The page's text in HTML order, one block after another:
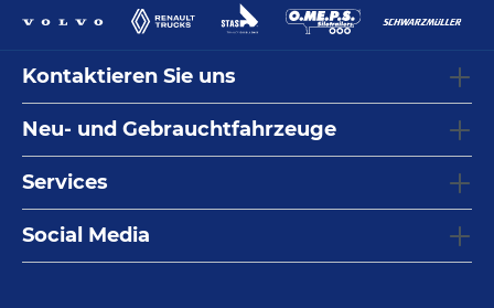
Kontaktieren Sie uns
Neu- und Gebrauchtfahrzeuge
Services
Social Media